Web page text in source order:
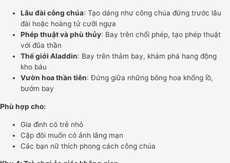
Lâu đài công chúa: Tạo dáng như công chúa đứng trước lâu
đài hoặc hoàng tử cưỡi ngựa
Phép thuật và phù thủy: Bay trên chổi phép, tạo phép thuật
với đũa thần
Thế giới Aladdin: Bay trên thảm bay, khám phá hang động
kho báu
Vườn hoa thần tiên: Đứng giữa những bông hoa khổng lồ,
bướm bay
Phù hợp cho:
Gia đình có trẻ nhỏ
Cặp đôi muốn có ảnh lãng mạn
Các bạn nữ thích phong cách công chúa